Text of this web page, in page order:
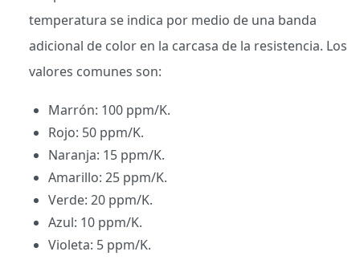
temperatura se indica por medio de una banda
adicional de color en la carcasa de la resistencia. Los
valores comunes son:
Marrón: 100 ppm/K.
Rojo: 50 ppm/K.
Naranja: 15 ppm/K.
Amarillo: 25 ppm/K.
Verde: 20 ppm/K.
Azul: 10 ppm/K.
Violeta: 5 ppm/K.